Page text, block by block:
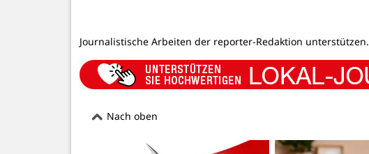
Journalistische Arbeiten der reporter-Redaktion unterstützen.
Nach oben